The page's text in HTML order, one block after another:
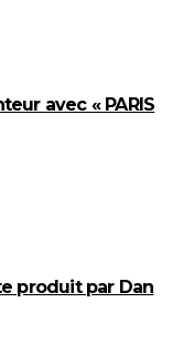
avec « PARIS
produit par Dan